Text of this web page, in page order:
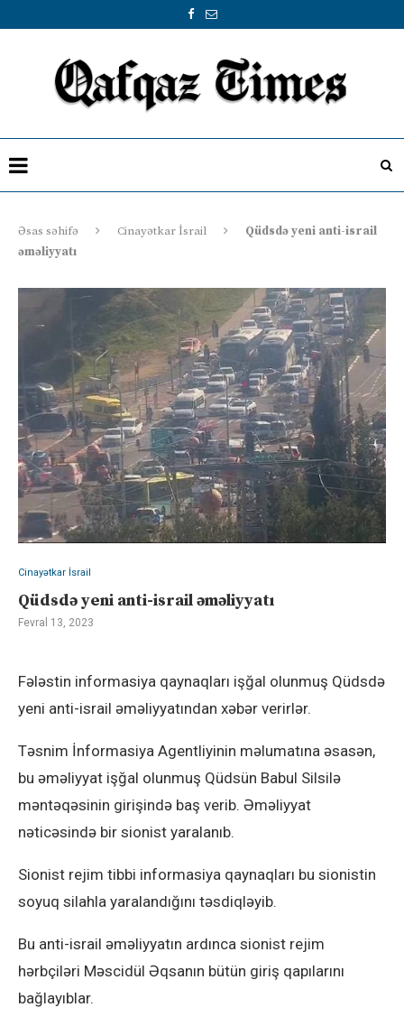
Əsas səhifə Cinayətkar İsrail
Qüdsdə yeni anti-israil
əməliyyatı
Cinayətkar İsrail
Qüdsdə yeni anti-israil əməliyyatı
Fevral 13, 2023
Fələstin informasiya qaynaqları işğal olunmuş Qüdsdə
yeni anti-israil əməliyyatından xəbər verirlər.
Təsnim İnformasiya Agentliyinin məlumatına əsasən,
bu əməliyyat işğal olunmuş Qüdsün Babul Silsilə
məntəqəsinin girişində baş verib. Əməliyyat
nəticəsində bir sionist yaralanıb.
Sionist rejim tibbi informasiya qaynaqları bu sionistin
soyuq silahla yaralandığını təsdiqləyib.
Bu anti-israil əməliyyatın ardınca sionist rejim
hərbçiləri Məscidül Əqsanın bütün giriş qapılarını
bağlayıblar.